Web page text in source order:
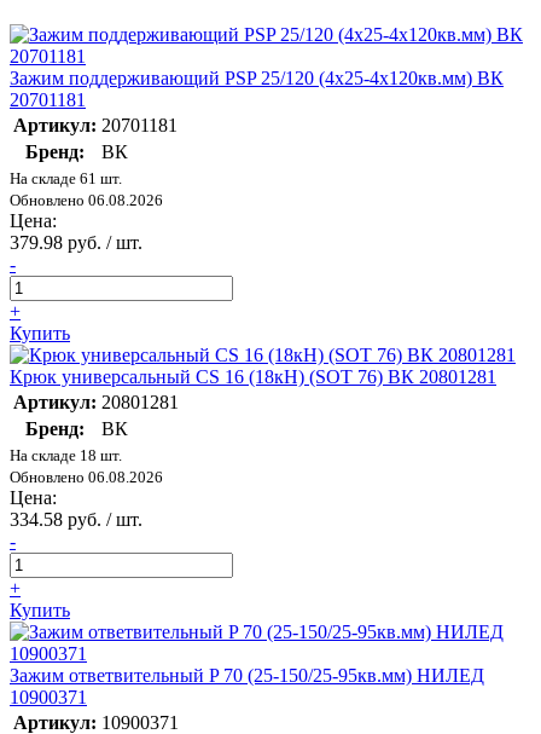
Зажим поддерживающий PSP 25/120 (4х25-4х120кв.мм) ВК
20701181
Артикул: 20701181
Бренд:
ВК
На складе 61 шт.
Обновлено 06.08.2026
Цена:
379.98 руб. / шт.
-
+
Купить
Крюк универсальный CS 16 (18кН) (SOT 76) ВК 20801281
Артикул: 20801281
Бренд:
ВК
На складе 18 шт.
Обновлено 06.08.2026
Цена:
334.58 руб. / шт.
-
+
Купить
Зажим ответвительный P 70 (25-150/25-95кв.мм) НИЛЕД
10900371
Артикул: 10900371